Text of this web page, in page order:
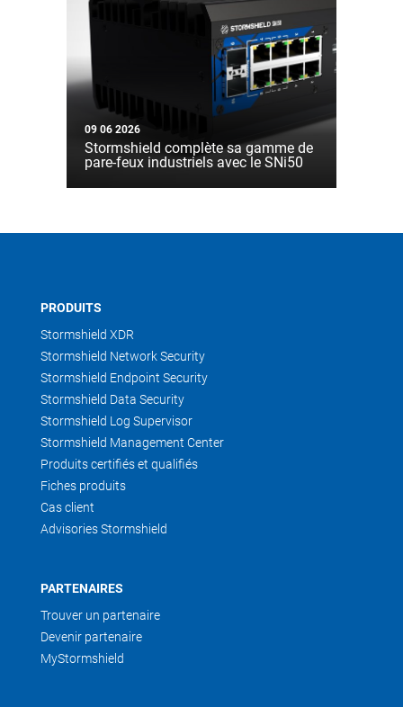
09 06 2026
Stormshield complète sa gamme de
pare-feux industriels avec le SNi50
PRODUITS
Stormshield XDR
Stormshield Network Security
Stormshield Endpoint Security
Stormshield Data Security
Stormshield Log Supervisor
Stormshield Management Center
Produits certifiés et qualifiés
Fiches produits
Cas client
Advisories Stormshield
PARTENAIRES
Trouver un partenaire
Devenir partenaire
MyStormshield